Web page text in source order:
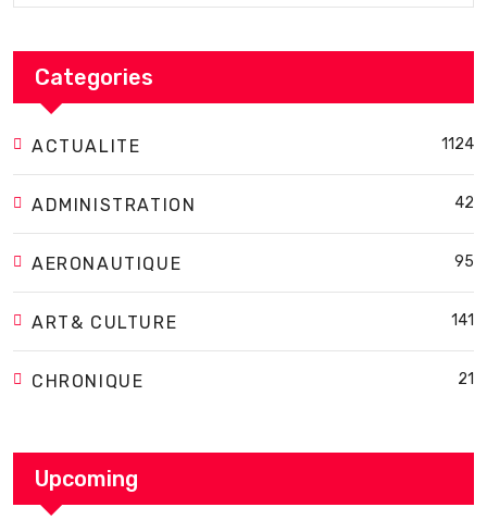
Categories
ACTUALITE 1124
ADMINISTRATION 42
AERONAUTIQUE 95
ART& CULTURE 141
CHRONIQUE 21
Upcoming